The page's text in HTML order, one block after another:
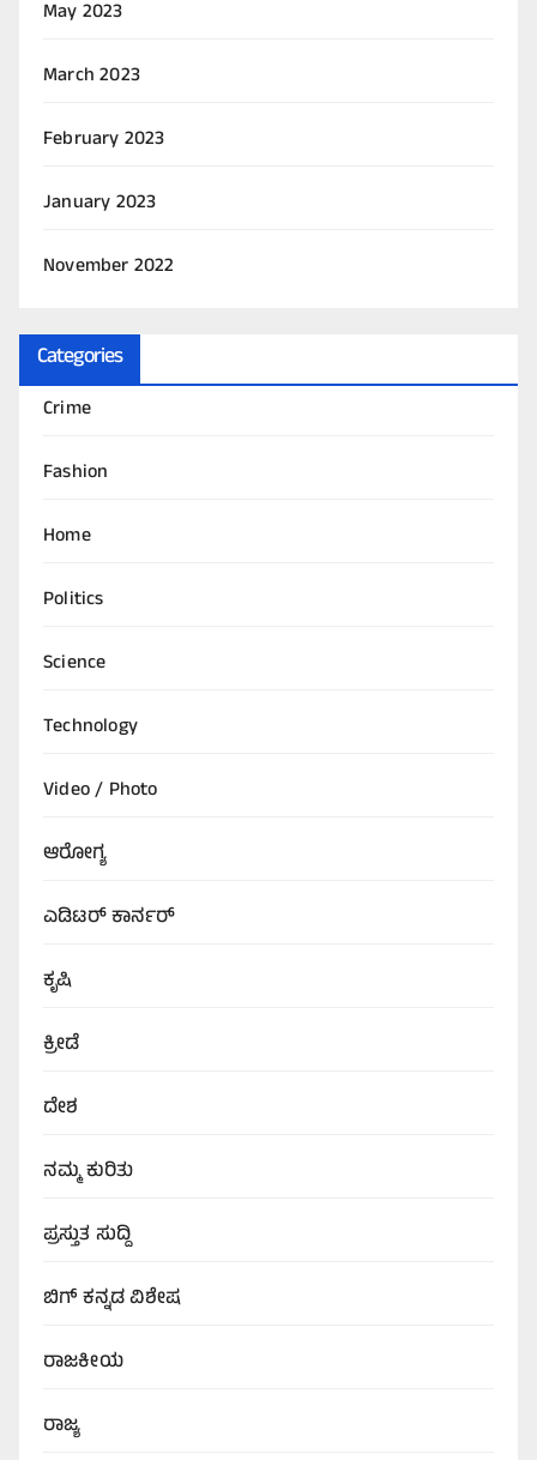
May 2023
March 2023
February 2023
January 2023
November 2022
Categories
Crime
Fashion
Home
Politics
Science
Technology
Video / Photo
ಆರೋಗ್ಯ
ಎಡಿಟರ್‌ ಕಾರ್ನರ್
ಕೃಷಿ
ಕ್ರೀಡೆ
ದೇಶ
ನಮ್ಮ ಕುರಿತು
ಪ್ರಸ್ತುತ ಸುದ್ದಿ
ಬಿಗ್‌ ಕನ್ನಡ ವಿಶೇಷ
ರಾಜಕೀಯ
ರಾಜ್ಯ